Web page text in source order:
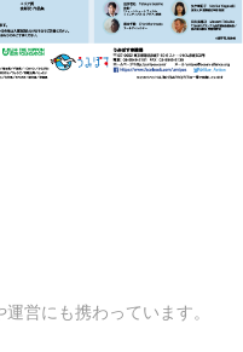
営にも携わっています。